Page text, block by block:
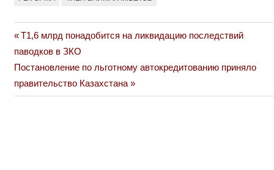
Навигация
по
записям
Previous
Post:
Т1,6 млрд понадобится на ликвидацию последствий
паводков в ЗКО
Next
Post:
Постановление по льготному автокредитованию приняло
правительство Казахстана